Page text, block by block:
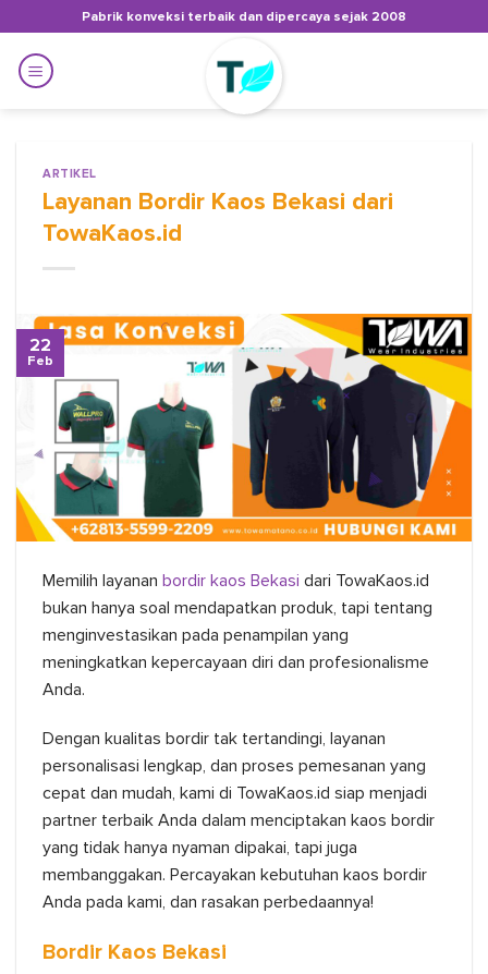
to
content
Pabrik konveksi terbaik dan dipercaya sejak 2008
ARTIKEL
Layanan Bordir Kaos Bekasi dari
TowaKaos.id
22
Feb
Memilih layanan bordir kaos Bekasi dari TowaKaos.id
bukan hanya soal mendapatkan produk, tapi tentang
menginvestasikan pada penampilan yang
meningkatkan kepercayaan diri dan profesionalisme
Anda.
Dengan kualitas bordir tak tertandingi, layanan
personalisasi lengkap, dan proses pemesanan yang
cepat dan mudah, kami di TowaKaos.id siap menjadi
partner terbaik Anda dalam menciptakan kaos bordir
yang tidak hanya nyaman dipakai, tapi juga
membanggakan. Percayakan kebutuhan kaos bordir
Anda pada kami, dan rasakan perbedaannya!
Bordir Kaos Bekasi